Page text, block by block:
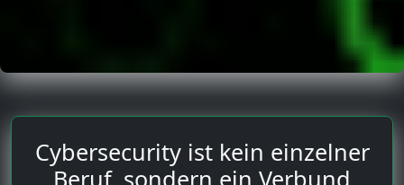
Cybersecurity ist kein einzelner
Beruf, sondern ein Verbund